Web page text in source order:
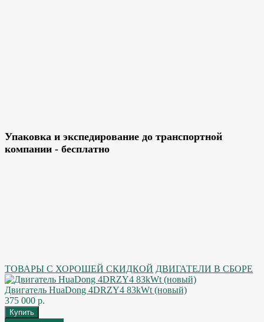
Упаковка и экспедирование до транспортной
компании - бесплатно
ТОВАРЫ С ХОРОШЕЙ СКИДКОЙ ДВИГАТЕЛИ В СБОРЕ
Двигатель HuaDong 4DRZY4 83kWt (новый)
375 000 р.